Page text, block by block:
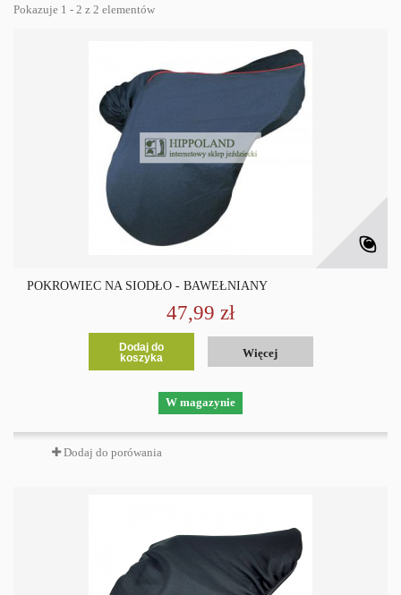
Pokazuje 1 - 2 z 2 elementów
POKROWIEC NA SIODŁO - BAWEŁNIANY
47,99 zł
Dodaj do
koszyka
Więcej
W magazynie
Dodaj do porówania